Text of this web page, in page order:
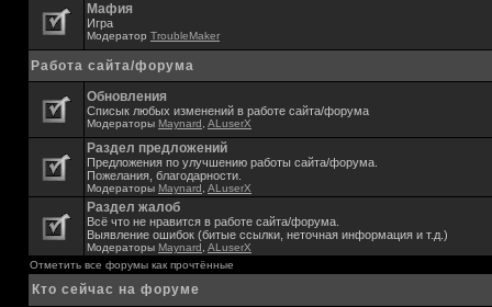
Мафия
Игра
Модератор TroubleMaker
Работа сайта/форума
Обновления
Списык любых изменений в работе сайта/форума
Модераторы Maynard ALuserX
Раздел предложений
Предложения по улучшению работы сайта/форума.
Пожелания, благодарности.
Модераторы Maynard ALuserX
Раздел жалоб
Всё что не нравится в работе сайта/форума.
Выявление ошибок (битые ссылки, неточная информация и т.д.)
Модераторы Maynard ALuserX
Отметить все форумы как прочтённые
Кто сейчас на форуме